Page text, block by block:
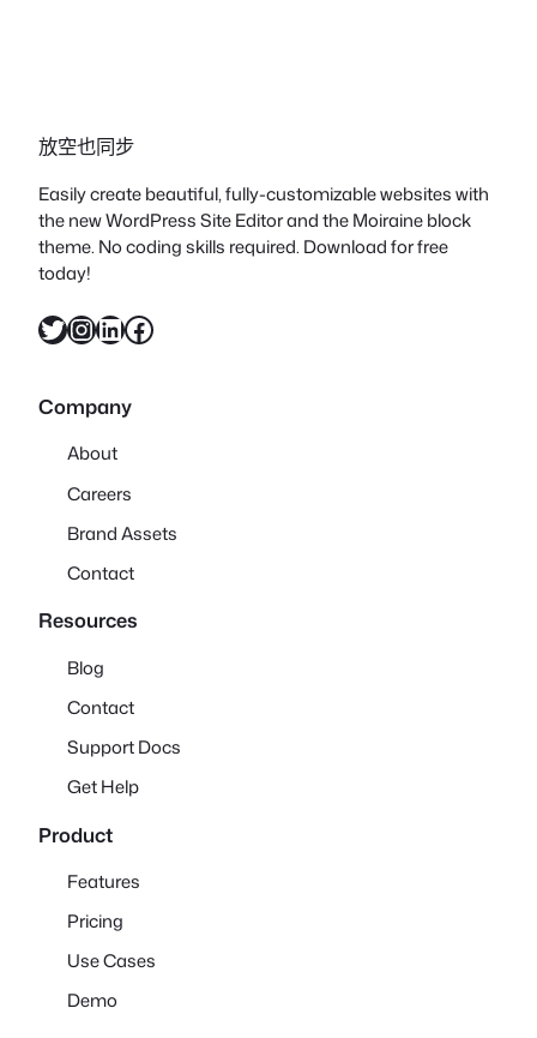
放空也同步
Easily create beautiful, fully-customizable websites with
the new WordPress Site Editor and the Moiraine block
theme. No coding skills required. Download for free
today!
X InstagramLinkedIn Facebook
Company
About
Careers
Brand Assets
Contact
Resources
Blog
Contact
Support Docs
Get Help
Product
Features
Pricing
Use Cases
Demo